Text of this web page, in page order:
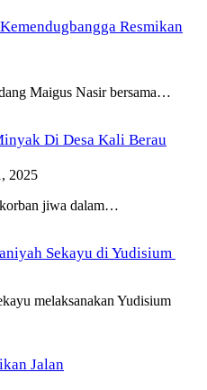
Resmikan
Maigus Nasir bersama…
Di Desa Kali Berau
2025
jiwa dalam…
Sekayu di Yudisium
melaksanakan Yudisium
Jalan